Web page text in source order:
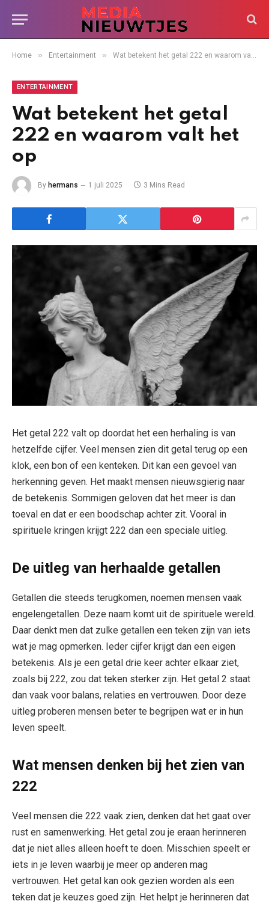
Home » Entertainment » Wat betekent het getal 222 en waarom valt het op
ENTERTAINMENT
Wat betekent het getal
222 en waarom valt het
op
By hermans 1 juli 2025 3 Mins Read
Het getal 222 valt op doordat het een herhaling is van
hetzelfde cijfer. Veel mensen zien dit getal terug op een
klok, een bon of een kenteken. Dit kan een gevoel van
herkenning geven. Het maakt mensen nieuwsgierig naar
de betekenis. Sommigen geloven dat het meer is dan
toeval en dat er een boodschap achter zit. Vooral in
spirituele kringen krijgt 222 dan een speciale uitleg.
De uitleg van herhaalde getallen
Getallen die steeds terugkomen, noemen mensen vaak
engelengetallen. Deze naam komt uit de spirituele wereld.
Daar denkt men dat zulke getallen een teken zijn van iets
wat je mag opmerken. Ieder cijfer krijgt dan een eigen
betekenis. Als je een getal drie keer achter elkaar ziet,
zoals bij 222, zou dat teken sterker zijn. Het getal 2 staat
dan vaak voor balans, relaties en vertrouwen. Door deze
uitleg proberen mensen beter te begrijpen wat er in hun
leven speelt.
Wat mensen denken bij het zien van
222
Veel mensen die 222 vaak zien, denken dat het gaat over
rust en samenwerking. Het getal zou je eraan herinneren
dat je niet alles alleen hoeft te doen. Misschien speelt er
iets in je leven waarbij je meer op anderen mag
vertrouwen. Het getal kan ook gezien worden als een
teken dat je keuzes goed zijn. Het helpt je herinneren dat